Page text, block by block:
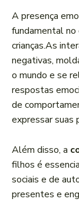
A⁣ presença
fundamental‌
crianças.As
negativas,
o mundo ⁢e se
respostas
⁤de⁣
expressar suas
Além​ disso, ​a
filhos é
sociais e⁣ de
presentes e​